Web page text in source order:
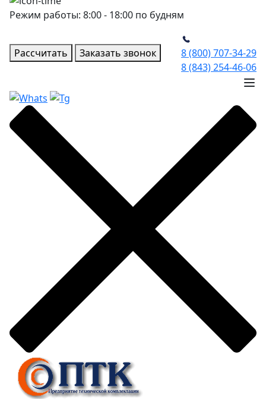
Режим работы: 8:00 - 18:00 по будням
Рассчитать Заказать звонок
8 (800) 707-34-29
8 (843) 254-46-06